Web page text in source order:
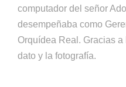
computador del señor
desempeñaba como
Orquídea Real. Gracias a
dato y la fotografía.